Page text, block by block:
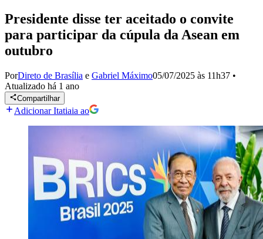
Presidente disse ter aceitado o convite
para participar da cúpula da Asean em
outubro
PorDireto de Brasília e Gabriel Máximo05/07/2025 às 11h37 •
Atualizado há 1 ano
Compartilhar
Adicionar Itatiaia ao